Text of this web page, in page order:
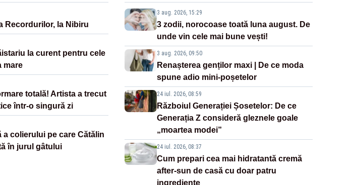
Recordurilor, la Nibiru
la curent pentru cele
mare
totală! Artista a trecut
într-o singură zi
colierului pe care Cătălin
în jurul gâtului
3 aug. 2026, 15:29
3 zodii, norocoase toată luna august. De
unde vin cele mai bune vești!
3 aug. 2026, 09:50
Renașterea genților maxi | De ce moda
spune adio mini-poșetelor
24 iul. 2026, 08:59
Războiul Generației Șosetelor: De ce
Generația Z consideră gleznele goale
„moartea modei”
24 iul. 2026, 08:37
Cum prepari cea mai hidratantă cremă
after-sun de casă cu doar patru
ingrediente